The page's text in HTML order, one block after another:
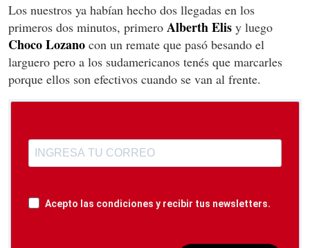
Los nuestros ya habían hecho dos llegadas en los
primeros dos minutos, primero Alberth Elis y luego
Choco Lozano con un remate que pasó besando el
larguero pero a los sudamericanos tenés que marcarles
porque ellos son efectivos cuando se van al frente.
Acepto las condiciones y recibir tus newsletters.